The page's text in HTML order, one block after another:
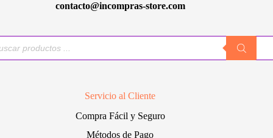
producto
contacto@incompras-store.com
Servicio al Cliente
Compra Fácil y Seguro
Métodos de Pago